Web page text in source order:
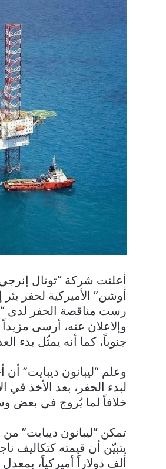
أعلنت شركة “توتال
رست مناقصة الحفر لدى
وإلاعلان عنه، أرسى
جنوباً، كما أنه يمثّل بدء
وعلم “ليبانون ديبايت”
لبدء الحفر، بعد الأخذ في
خلافاً لما يُروج في بعض
تمكن “ليبانون ديبايت”